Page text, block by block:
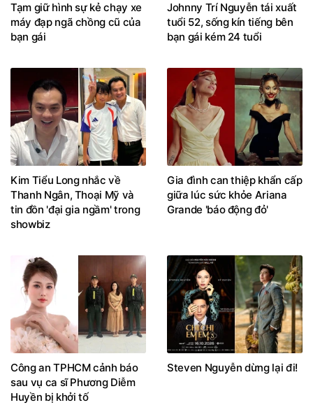
Tạm giữ hình sự kẻ chạy xe
máy đạp ngã chồng cũ của
bạn gái
Johnny Trí Nguyễn tái xuất
tuổi 52, sống kín tiếng bên
bạn gái kém 24 tuổi
Kim Tiểu Long nhắc về
Thanh Ngân, Thoại Mỹ và
tin đồn 'đại gia ngầm' trong
showbiz
Gia đình can thiệp khẩn cấp
giữa lúc sức khỏe Ariana
Grande 'báo động đỏ'
Công an TPHCM cảnh báo
sau vụ ca sĩ Phương Diễm
Huyền bị khởi tố
Steven Nguyễn dừng lại đi!